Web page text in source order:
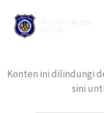
konten
Konten ini dilindungi
sini